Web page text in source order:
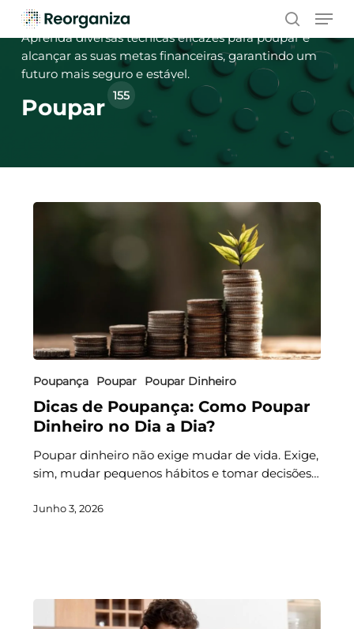
Skip
main
content
search
Poupar 155
Aprenda diversas técnicas eficazes para poupar e
alcançar as suas metas financeiras, garantindo um
futuro mais seguro e estável.
Poupança Poupar Poupar Dinheiro
Dicas de Poupança: Como Poupar
Dinheiro no Dia a Dia?
Poupar dinheiro não exige mudar de vida. Exige,
sim, mudar pequenos hábitos e tomar decisões…
Junho 3, 2026